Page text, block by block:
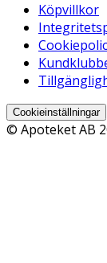
Köpvillkor
Cookieinställningar
© Apoteket AB